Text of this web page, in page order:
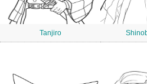
Tanjiro